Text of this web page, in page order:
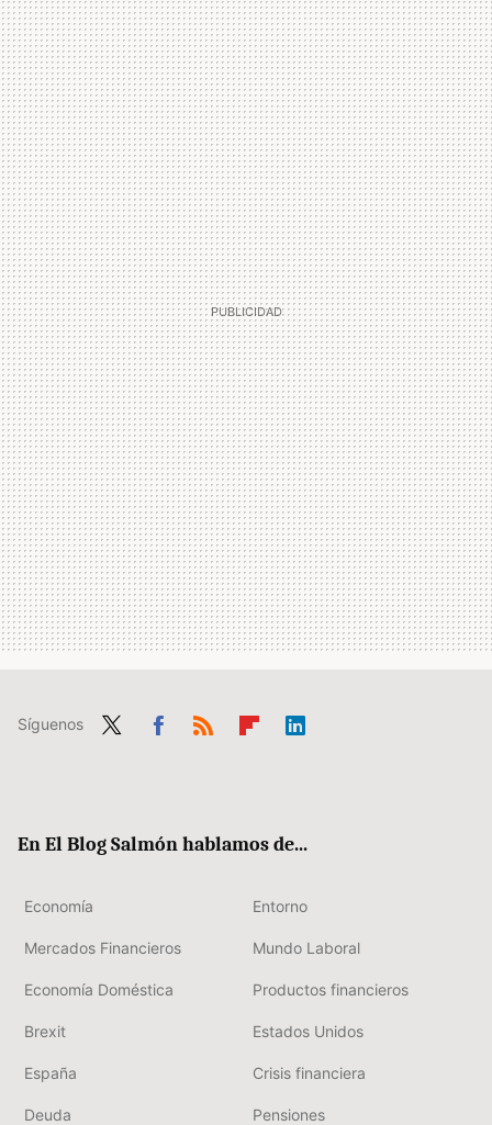
Síguenos
En El Blog Salmón hablamos de...
Economía Entorno
Mercados Financieros Mundo Laboral
Economía Doméstica Productos financieros
Brexit Estados Unidos
España Crisis financiera
Deuda Pensiones